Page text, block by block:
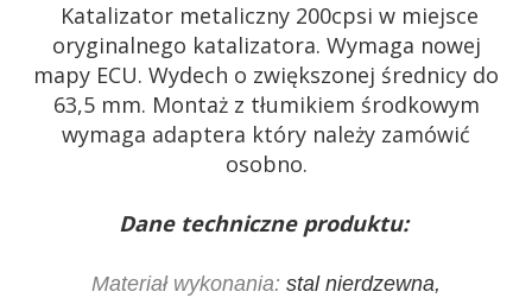
Katalizator metaliczny 200cpsi w miejsce
oryginalnego katalizatora. Wymaga nowej
mapy ECU. Wydech o zwiększonej średnicy do
63,5 mm. Montaż z tłumikiem środkowym
wymaga adaptera który należy zamówić
osobno.
Dane techniczne produktu:
Materiał wykonania: stal nierdzewna,